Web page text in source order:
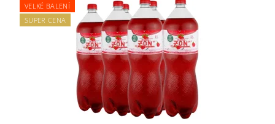
VELKÉ BALENÍ
SUPER CENA